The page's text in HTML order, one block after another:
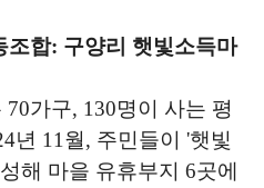
합: 구양리 햇빛소득마
가구, 130명이 사는 평
년 11월, 주민들이 '햇빛
해 마을 유휴부지 6곳에